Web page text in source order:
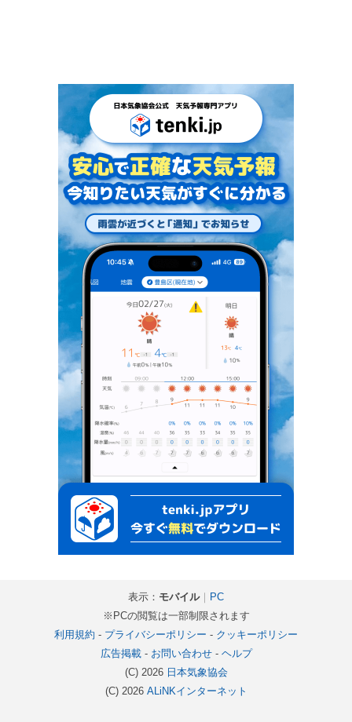
表示： モバイル｜ PC
※PCの閲覧は一部制限されます
利用規約 - プライバシーポリシー - クッキーポリシー
広告掲載- お問い合わせ- ヘルプ
(C) 2026 日本気象協会
(C) 2026 ALiNKインターネット